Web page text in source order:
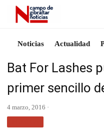
Noticias Actualidad
Bat For Lashes
primer sencillo
4 marzo, 2016 ·